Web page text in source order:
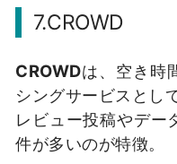
7.CROWD
CROWDは、空き時
シングサービスとし
レビュー投稿やデー
件が多いのが特徴。